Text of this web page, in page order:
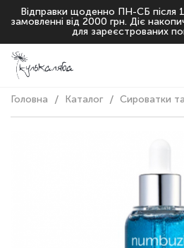
Відправки щоденно ПН-СБ після
замовленні від 2000 грн. Діє
для зареєстрованих
Головна Каталог Сироватки